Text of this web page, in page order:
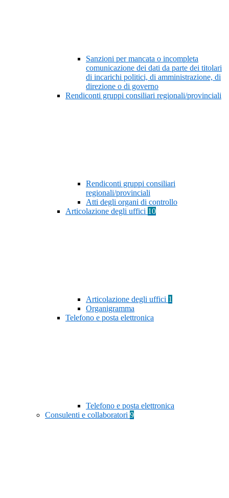
Sanzioni per mancata o incompleta
comunicazione dei dati da parte dei titolari
di incarichi politici, di amministrazione, di
direzione o di governo
Rendiconti gruppi consiliari regionali/provinciali
Rendiconti gruppi consiliari
regionali/provinciali
Atti degli organi di controllo
Articolazione degli uffici 10
Articolazione degli uffici 1
Organigramma
Telefono e posta elettronica
Telefono e posta elettronica
Consulenti e collaboratori 9